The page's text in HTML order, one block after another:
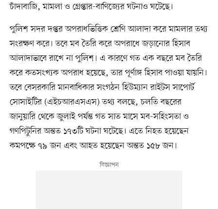
চাঁদাবাজি, মামলা ও গ্রেপ্তার-বাণিজ্যের ঘটনাও ঘটেছে।
পুলিশ সদর দপ্তর অপরাধভিত্তিক শ্রেণি আলাদা করে মামলার তথ্য
সংরক্ষণ করে। তবে মব তৈরি করে অপরাধে জড়ানোর হিসাব
আলাদাভাবে রাখে না পুলিশ। এ কারণে গত এক বছরে মব তৈরি
করে কতসংখ্যক অপরাধ হয়েছে, তার পূর্ণাঙ্গ হিসাব পাওয়া যায়নি।
তবে বেসরকারি মানবাধিকার সংগঠন হিউম্যান রাইটস সাপোর্ট
সোসাইটির (এইচআরএসএস) তথ্য বলছে, চলতি বছরের
জানুয়ারি থেকে জুলাই পর্যন্ত গত সাত মাসে মব-সহিংসতা ও
গণপিটুনির অন্তত ১৭৩টি ঘটনা ঘটেছে। এতে নিহত হয়েছেন
কমপক্ষে ৭৯ জন এবং আহত হয়েছেন অন্তত ১৫৮ জন।